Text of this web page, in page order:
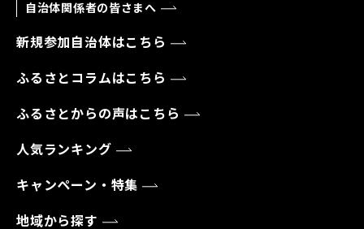
自治体関係者の皆さまへ
新規参加自治体はこちら
ふるさとコラムはこちら
ふるさとからの声はこちら
人気ランキング
キャンペーン・特集
地域から探す